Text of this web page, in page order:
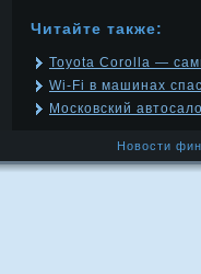
Читайте также:
Toyota Corolla —
Wi-Fi в машинах
Московский
Новости